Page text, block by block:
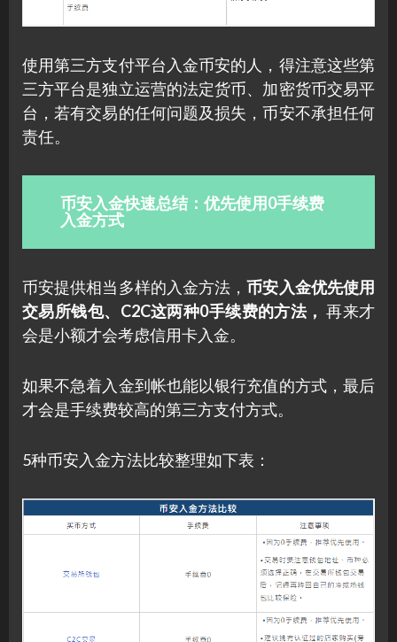
使用第三方支付平台入金币安的人，得注意这些第
三方平台是独立运营的法定货币、加密货币交易平
台，若有交易的任何问题及损失，币安不承担任何
责任。
币安入金快速总结：优先使用0手续费
入金方式
币安提供相当多样的入金方法，币安入金优先使用
交易所钱包、C2C这两种0手续费的方法，再来才
会是小额才会考虑信用卡入金。
如果不急着入金到帐也能以银行充值的方式，最后
才会是手续费较高的第三方支付方式。
5种币安入金方法比较整理如下表：